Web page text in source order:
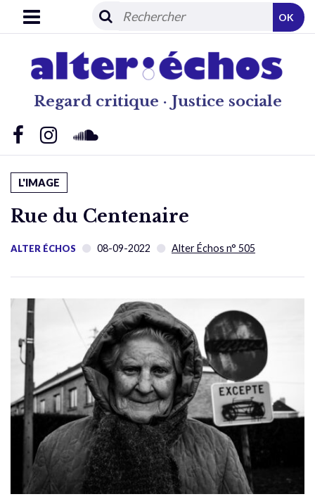
Regard critique · Justice sociale
OK
L'IMAGE
Rue du Centenaire
ALTER ÉCHOS 08-09-2022 Alter Échos n° 505